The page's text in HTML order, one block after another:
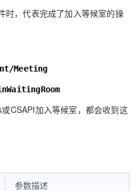
时，代表完成了加入等候室的操
Meeting
CSAPI加入等候室，都会收到这
参数描述